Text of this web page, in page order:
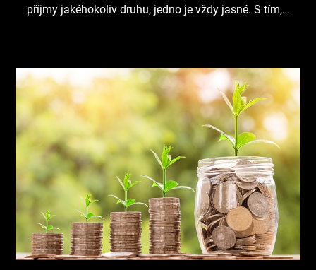
příjmy jakéhokoliv druhu, jedno je vždy jasné. S tím,…